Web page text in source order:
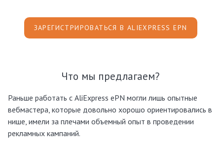
ЗАРЕГИСТРИРОВАТЬСЯ В ALIEXPRESS EPN
Что мы предлагаем?
Раньше работать с AliExpress ePN могли лишь опытные
вебмастера, которые довольно хорошо ориентировались в
нише, имели за плечами объемный опыт в проведении
рекламных кампаний.